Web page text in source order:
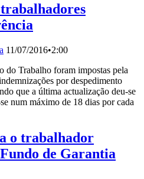
11/07/2016•2:00
do Trabalho foram impostas pela
por despedimento
que a última actualização deu-se
num máximo de 18 dias por cada
o trabalhador
de Garantia